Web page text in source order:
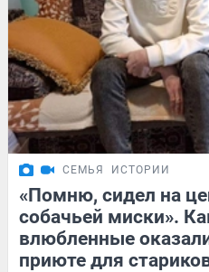
СЕМЬЯ ИСТОРИИ
«Помню, сидел на
собачьей миски».
влюбленные
приюте для